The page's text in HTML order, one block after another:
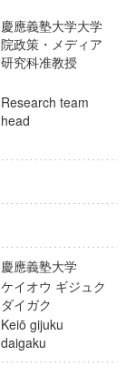
慶應義塾大学大学
院政策・メディア
研究科准教授
Research team
head
慶應義塾大学
ケイオウ ギジュク
ダイガク
Keiō gijuku
daigaku